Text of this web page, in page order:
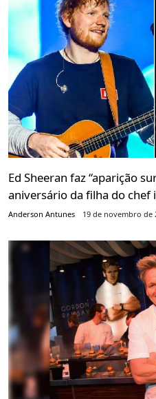
Ed Sheeran faz “aparição
aniversário da filha do chef
Anderson Antunes 19 de novembro de